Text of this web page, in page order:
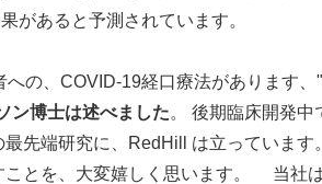
があると予測されています。
の、COVID-19経口療法があります、"
ン博士は述べました。 後期臨床開発中
先端研究に、RedHill は立っています
ことを、大変嬉しく思います。 当社